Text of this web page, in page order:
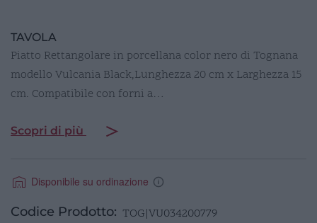
TAVOLA
Piatto Rettangolare in porcellana color nero di Tognana
modello Vulcania Black,Lunghezza 20 cm x Larghezza 15
cm. Compatibile con forni a…
Scopri di più
Disponibile su ordinazione
Codice Prodotto: TOG|VU034200779